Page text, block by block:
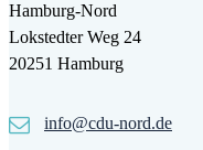
Hamburg-Nord
Lokstedter Weg 24
20251 Hamburg
info@cdu-nord.de